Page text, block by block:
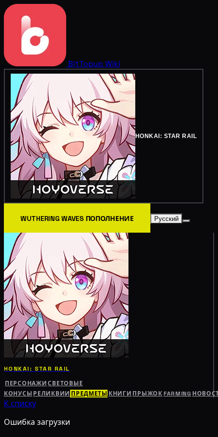
BitTopup Wiki
HONKAI: STAR RAIL
WUTHERING WAVES ПОПОЛНЕНИЕ Русский
HONKAI: STAR RAIL
ПЕРСОНАЖИ СВЕТОВЫЕ
КОНУСЫ РЕЛИКВИИ ПРЕДМЕТЫ КНИГИ ПРЫЖОК FARMING
К списку
Ошибка загрузки